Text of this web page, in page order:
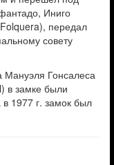
Иниго
передал
совету
Мануэля Гонсалеса
в замке были
1977 г. замок был